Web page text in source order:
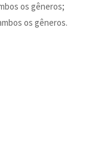
os gêneros;
os gêneros.